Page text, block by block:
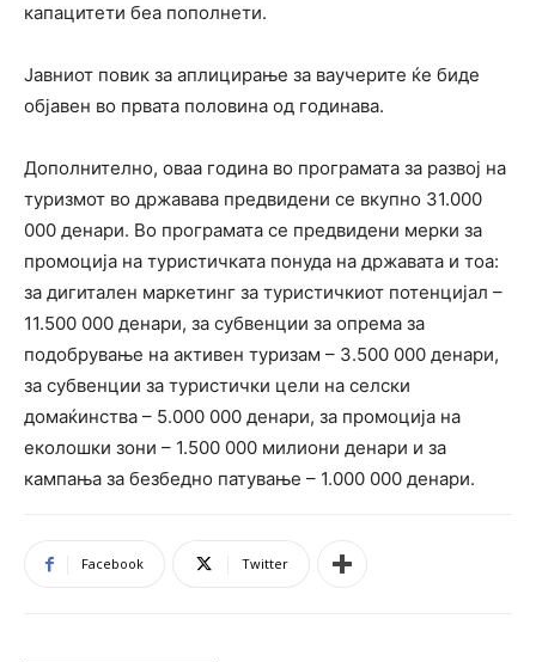
капацитети беа пополнети.
Јавниот повик за аплицирање за ваучерите ќе биде
објавен во првата половина од годинава.
Дополнително, оваа година во програмата за развој на
туризмот во државава предвидени се вкупно 31.000
000 денари. Во програмата се предвидени мерки за
промоција на туристичката понуда на државата и тоа:
за дигитален маркетинг за туристичкиот потенцијал –
11.500 000 денари, за субвенции за опрема за
подобрување на активен туризам – 3.500 000 денари,
за субвенции за туристички цели на селски
домаќинства – 5.000 000 денари, за промоција на
еколошки зони – 1.500 000 милиони денари и за
кампања за безбедно патување – 1.000 000 денари.
Facebook Twitter